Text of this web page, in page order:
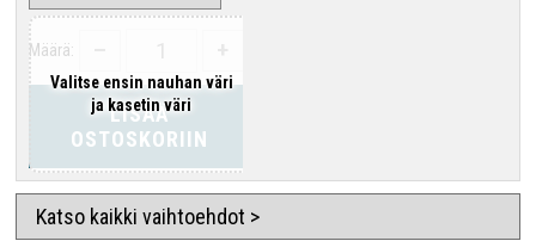
Valitse ensin nauhan väri
ja kasetin väri
Määrä:
LISÄÄ
OSTOSKORIIN
Katso kaikki vaihtoehdot >